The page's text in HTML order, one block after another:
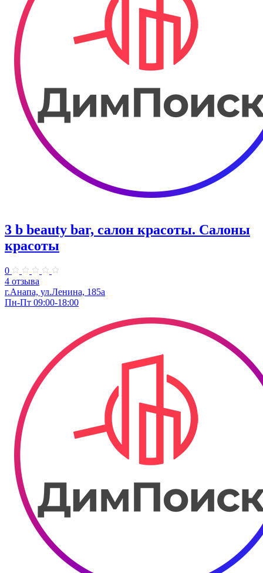
3 b beauty bar, салон красоты. Салоны
красоты
0
4 отзыва
г.Анапа, ул.Ленина, 185а
Пн-Пт 09:00-18:00